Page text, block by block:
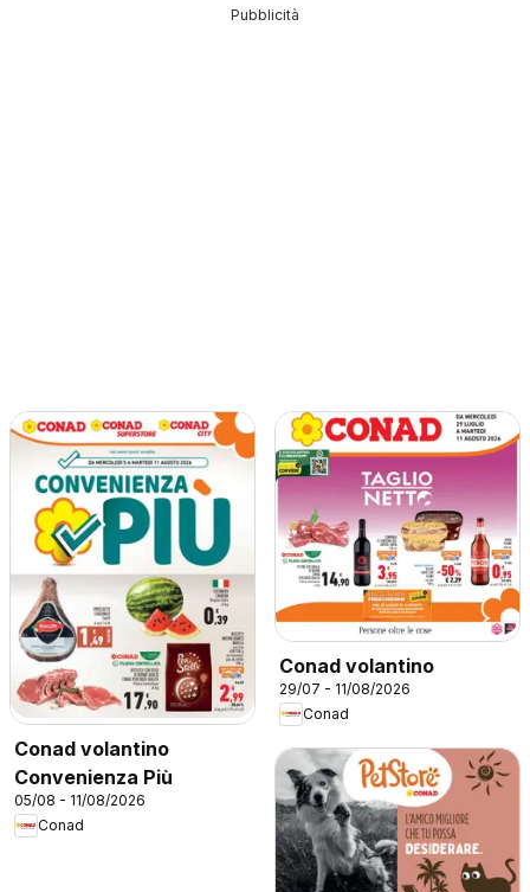
Pubblicità
Conad volantino
Convenienza Più
05/08 - 11/08/2026
Conad
Conad volantino
29/07 - 11/08/2026
Conad